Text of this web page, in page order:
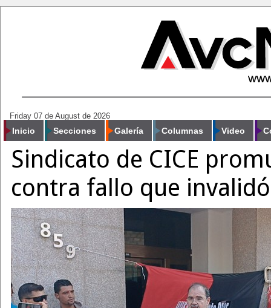
Friday 07 de August de 2026
Inicio Secciones Galería Columnas Video
Sindicato de CICE
contra fallo que